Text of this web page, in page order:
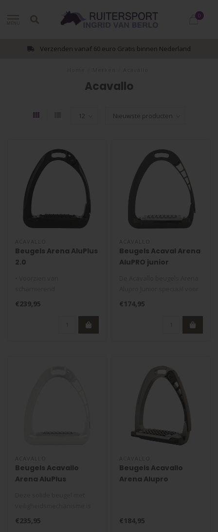
0
Verzenden vanaf 60 euro Gratis binnen Nederland
Acavallo
Beugels Arena AluPlus
2.0
veiligheidsmechanisme met
voetstop
€239,95
Beugels Acaval Arena
AluPRO junior
kinderen zijn gemaakt van ..
€174,95
Beugels Acavallo
Arena AluPlus
gemaakt van gecertificeerd
geano..
€235,95
Beugels Acavallo
Arena Alupro
€184,95